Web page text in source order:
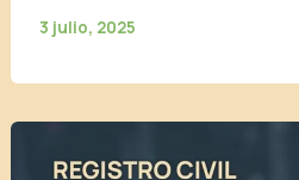
3 julio, 2025